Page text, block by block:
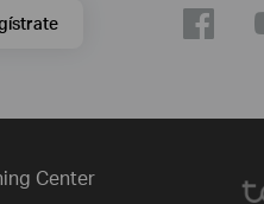
Center